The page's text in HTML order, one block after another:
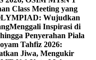
Class Meeting yang
Wujudkan
Menggali Inspirasi di
Penyerahan Piala
Tahfiz 2026:
Jiwa, Mengukir